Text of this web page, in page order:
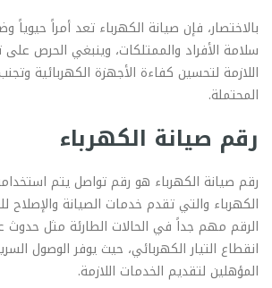
بالاختصار، فإن صيانة الكهرباء تعد أمراً حيوياً
سلامة الأفراد والممتلكات، وينبغي الحرص على
اللازمة لتحسين كفاءة الأجهزة الكهربائية
المحتملة.
رقم صيانة الكهرباء
رقم صيانة الكهرباء هو رقم تواصل يتم
الكهرباء والتي تقدم خدمات الصيانة والإصلاح
الرقم مهم جداً في الحالات الطارئة مثل
انقطاع التيار الكهربائي، حيث يوفر الوصول
المؤهلين لتقديم الخدمات اللازمة.